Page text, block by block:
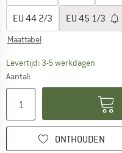
EU 44 2/3 EU 45 1/3
Maattabel
Levertijd: 3-5 werkdagen
Aantal:
ONTHOUDEN